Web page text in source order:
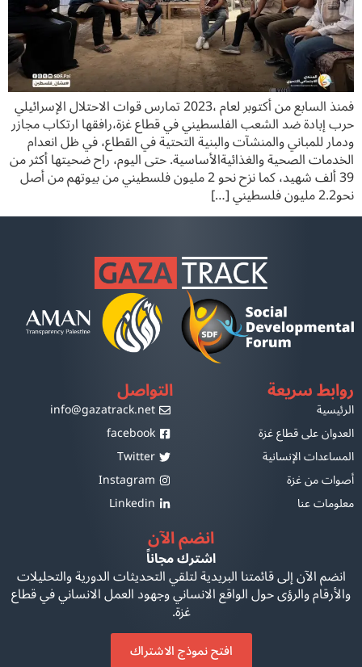
فمنذ السابع من أكتوبر لعام ،2023 تمارس قوات الاحتلال الإسرائيلي
حرب إبادة ضد الشعب الفلسطيني في قطاع غزة،رافقها ارتكاب مجازر
ودمار للمباني والمنشآت والبنية التحتية في القطاع، في ظل انعدام
الخدمات الصحية والغذائيةالأساسية. حتى اليوم، راح ضحيتها أكثر من
39 ألف شهيد، كما نزح نحو 2 مليون فلسطيني من بيوتهم من أصل
نحو2.2 مليون فلسطيني […]
روابط سريعة
الرئيسية
العدوان على قطاع غزة
المساعدات الإنسانية
أصوات من غزة
معلومات عنا
التواصل
info@gazatrack.net
facebook
Twitter
Instagram
Linkedin
انضم الآن
اشترك مجاناً
انضم الآن إلى قائمتنا البريدية لتلقي التحديثات الدورية والتحليلات
والأرقام والرؤى حول الواقع الانساني وجهود العمل الانساني في قطاع
غزة.
افتح نموذج الاشتراك